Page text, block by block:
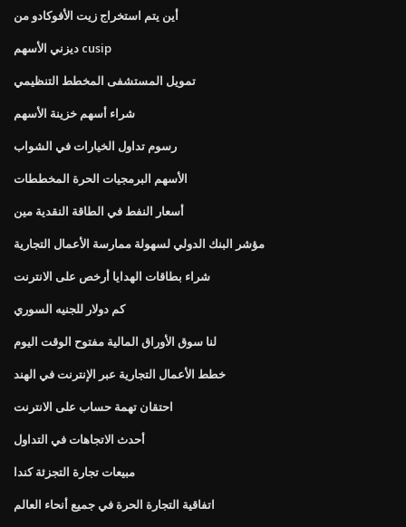
أين يتم استخراج زيت الأفوكادو من
ديزني الأسهم cusip
تمويل المستشفى المخطط التنظيمي
شراء أسهم خزينة الأسهم
رسوم تداول الخيارات في الشواب
الأسهم البرمجيات الحرة المخططات
أسعار النفط في الطاقة النقدية مين
مؤشر البنك الدولي لسهولة ممارسة الأعمال التجارية
شراء بطاقات الهدايا أرخص على الانترنت
كم دولار للجنيه السوري
لنا سوق الأوراق المالية مفتوح الوقت اليوم
خطط الأعمال التجارية عبر الإنترنت في الهند
احتقان تهمة حساب على الانترنت
أحدث الاتجاهات في التداول
مبيعات تجارة التجزئة كندا
اتفاقية التجارة الحرة في جميع أنحاء العالم